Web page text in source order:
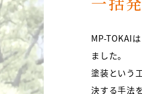
MP-TOKAI
ました。
塗装という
決する手法